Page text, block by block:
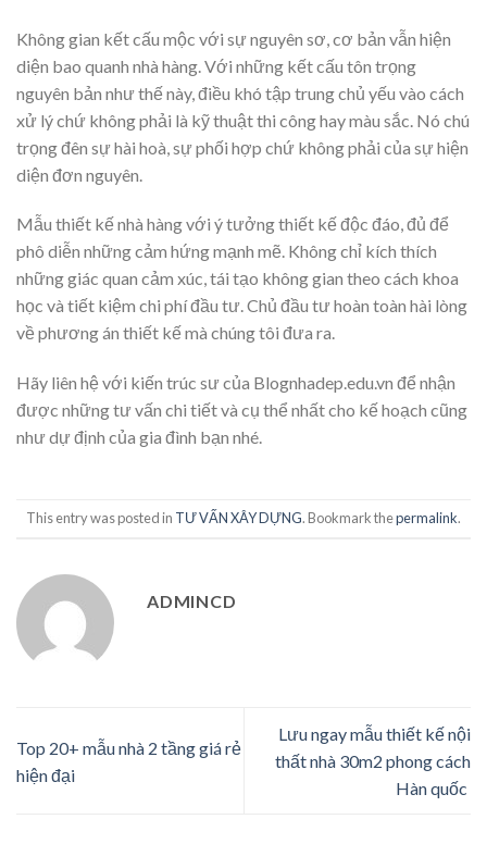
Không gian kết cấu mộc với sự nguyên sơ, cơ bản vẫn hiện
diện bao quanh nhà hàng. Với những kết cấu tôn trọng
nguyên bản như thế này, điều khó tập trung chủ yếu vào cách
xử lý chứ không phải là kỹ thuật thi công hay màu sắc. Nó chú
trọng đên sự hài hoà, sự phối hợp chứ không phải của sự hiện
diện đơn nguyên.
Mẫu thiết kế nhà hàng với ý tưởng thiết kế độc đáo, đủ để
phô diễn những cảm hứng mạnh mẽ. Không chỉ kích thích
những giác quan cảm xúc, tái tạo không gian theo cách khoa
học và tiết kiệm chi phí đầu tư. Chủ đầu tư hoàn toàn hài lòng
về phương án thiết kế mà chúng tôi đưa ra.
Hãy liên hệ với kiến trúc sư của Blognhadep.edu.vn để nhận
được những tư vấn chi tiết và cụ thể nhất cho kế hoạch cũng
như dự định của gia đình bạn nhé.
This entry was posted in TƯ VẤN XÂY DỰNG. Bookmark thepermalink.
ADMINCD
Top 20+ mẫu nhà 2 tầng giá rẻ
hiện đại
Lưu ngay mẫu thiết kế nội
thất nhà 30m2 phong cách
Hàn quốc